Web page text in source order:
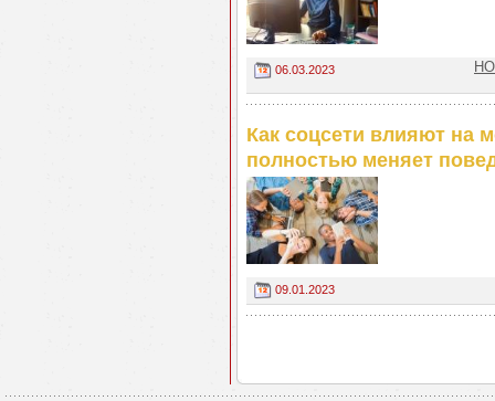
06.03.2023
Как соцсети влияют на
полностью меняет
09.01.2023